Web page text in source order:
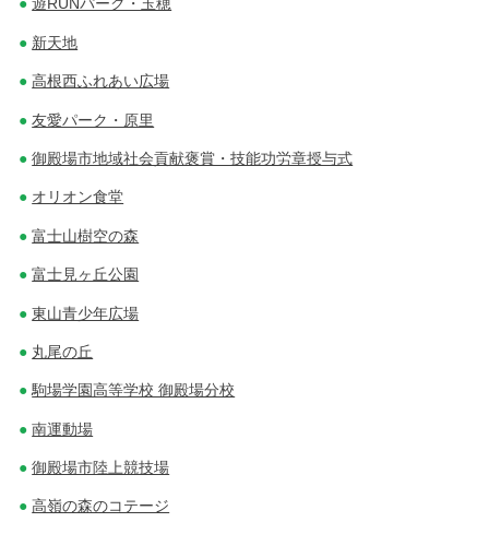
遊RUNパーク・玉穂
新天地
高根西ふれあい広場
友愛パーク・原里
御殿場市地域社会貢献褒賞・技能功労章授与式
オリオン食堂
富士山樹空の森
富士見ヶ丘公園
東山青少年広場
丸尾の丘
駒場学園高等学校 御殿場分校
南運動場
御殿場市陸上競技場
高嶺の森のコテージ